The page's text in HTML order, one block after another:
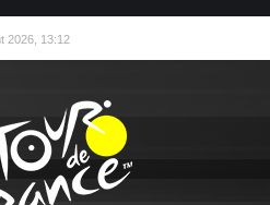
2026, 13:12